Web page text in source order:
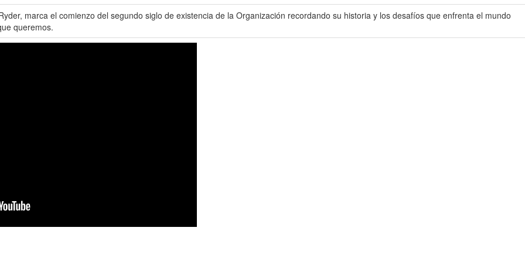
marca el comienzo del segundo siglo de existencia de la Organización recordando su historia y los desafíos que enfrenta el mundo
queremos.